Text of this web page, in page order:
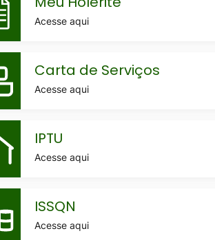
Acesse aqui
Carta de Serviços
Acesse aqui
IPTU
Acesse aqui
ISSQN
Acesse aqui